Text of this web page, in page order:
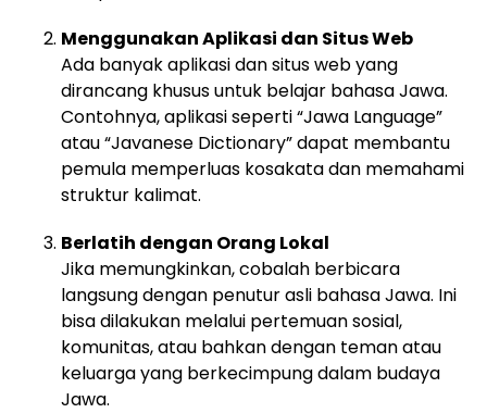
Menggunakan Aplikasi dan Situs Web
Ada banyak aplikasi dan situs web yang
dirancang khusus untuk belajar bahasa Jawa.
Contohnya, aplikasi seperti “Jawa Language”
atau “Javanese Dictionary” dapat membantu
pemula memperluas kosakata dan memahami
struktur kalimat.
Berlatih dengan Orang Lokal
Jika memungkinkan, cobalah berbicara
langsung dengan penutur asli bahasa Jawa. Ini
bisa dilakukan melalui pertemuan sosial,
komunitas, atau bahkan dengan teman atau
keluarga yang berkecimpung dalam budaya
Jawa.